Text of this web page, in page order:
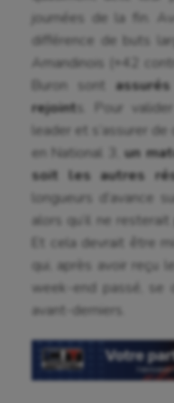
Boules
Canoë-
Cerf Volant
Course à
Crossfit
Cyclisme
Danse
Escalade
Escrime
journées de la fin.
différence de buts
Amandinois (+42
Buron sont
rejoints. Pour
leader et s’assurer
en National 3,un
soit les autres
longueurs d’avance
alors qu’il ne
Et cela devrait être
qui, après avoir reçu
week-end passé, se
avant-derniers.